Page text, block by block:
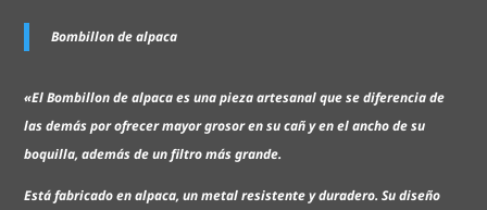
Bombillon de alpaca
«El Bombillon de alpaca es una pieza artesanal que se diferencia de
las demás por ofrecer mayor grosor en su cañ y en el ancho de su
boquilla, además de un filtro más grande.
Está fabricado en alpaca, un metal resistente y duradero. Su diseño